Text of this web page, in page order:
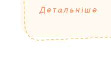
Детальніше